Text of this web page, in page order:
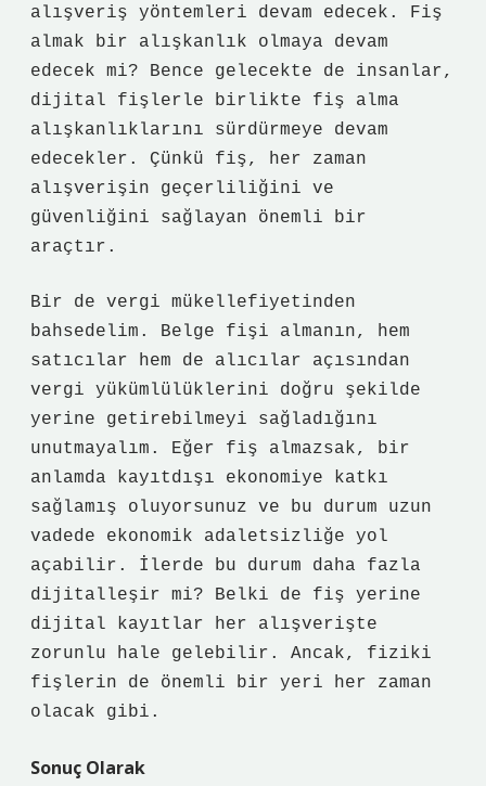
alışveriş yöntemleri devam edecek. Fiş
almak bir alışkanlık olmaya devam
edecek mi? Bence gelecekte de insanlar,
dijital fişlerle birlikte fiş alma
alışkanlıklarını sürdürmeye devam
edecekler. Çünkü fiş, her zaman
alışverişin geçerliliğini ve
güvenliğini sağlayan önemli bir
araçtır.
Bir de vergi mükellefiyetinden
bahsedelim. Belge fişi almanın, hem
satıcılar hem de alıcılar açısından
vergi yükümlülüklerini doğru şekilde
yerine getirebilmeyi sağladığını
unutmayalım. Eğer fiş almazsak, bir
anlamda kayıtdışı ekonomiye katkı
sağlamış oluyorsunuz ve bu durum uzun
vadede ekonomik adaletsizliğe yol
açabilir. İlerde bu durum daha fazla
dijitalleşir mi? Belki de fiş yerine
dijital kayıtlar her alışverişte
zorunlu hale gelebilir. Ancak, fiziki
fişlerin de önemli bir yeri her zaman
olacak gibi.
Sonuç Olarak